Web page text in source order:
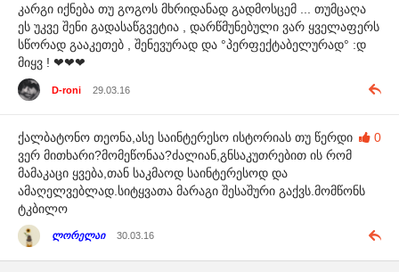
კარგი იქნება თუ გოგოს მხრიდანად გადმოსცემ ... თუმცაღა
ეს უკვე შენი გადასაწგვეტია , დარწმუნებული ვარ ყველაფერს
სწორად გააკეთებ , შენევურად და °პერფექტაბელურად° :დ
მიყვ ! ❤❤❤
D-roni 29.03.16
0
ქალბატონო თეონა,ასე საინტერესო ისტორიას თუ წერდი
ვერ მითხარი?მომეწონაა?ძალიან,გნსაკუთრებით ის რომ
მამაკაცი ყვება,თან საკმაოდ საინტერესოდ და
ამაღელვებლად.სიტყვათა მარაგი შესაშური გაქვს.მომწონს
ტკბილო
ლორელაი 30.03.16